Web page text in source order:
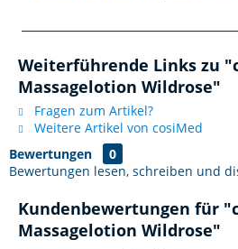
Weiterführende Links zu
Massagelotion Wildrose"
Fragen zum Artikel?
Weitere Artikel von cosiMed
Bewertungen
0
Bewertungen lesen, schreiben und
Kundenbewertungen für
Massagelotion Wildrose"